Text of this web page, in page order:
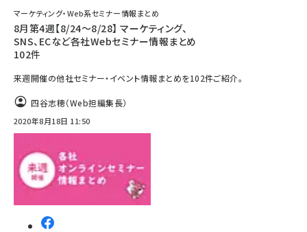
マーケティング・Web系セミナー情報まとめ
8月第4週【8/24～8/28】 マーケティング、
SNS、ECなど各社Webセミナー情報まとめ
102件
来週開催の他社セミナー・イベント情報まとめを102件ご紹介。
四谷志穂（Web担編集長）
2020年8月18日 11:50